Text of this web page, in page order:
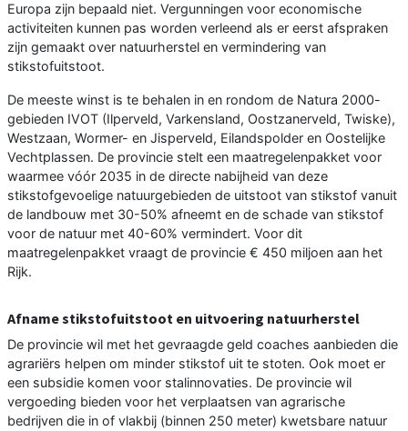
Europa zijn bepaald niet. Vergunningen voor economische
activiteiten kunnen pas worden verleend als er eerst afspraken
zijn gemaakt over natuurherstel en vermindering van
stikstofuitstoot.
De meeste winst is te behalen in en rondom de Natura 2000-
gebieden IVOT (Ilperveld, Varkensland, Oostzanerveld, Twiske),
Westzaan, Wormer- en Jisperveld, Eilandspolder en Oostelijke
Vechtplassen. De provincie stelt een maatregelenpakket voor
waarmee vóór 2035 in de directe nabijheid van deze
stikstofgevoelige natuurgebieden de uitstoot van stikstof vanuit
de landbouw met 30-50% afneemt en de schade van stikstof
voor de natuur met 40-60% vermindert. Voor dit
maatregelenpakket vraagt de provincie € 450 miljoen aan het
Rijk.
Afname stikstofuitstoot en uitvoering natuurherstel
De provincie wil met het gevraagde geld coaches aanbieden die
agrariërs helpen om minder stikstof uit te stoten. Ook moet er
een subsidie komen voor stalinnovaties. De provincie wil
vergoeding bieden voor het verplaatsen van agrarische
bedrijven die in of vlakbij (binnen 250 meter) kwetsbare natuur